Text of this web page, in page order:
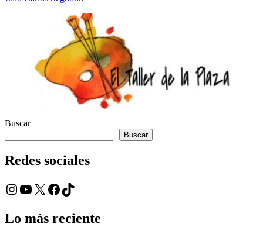
Buscar
Buscar
Redes sociales
Instagram
YouTube
X Facebook
TikTok
Lo más reciente